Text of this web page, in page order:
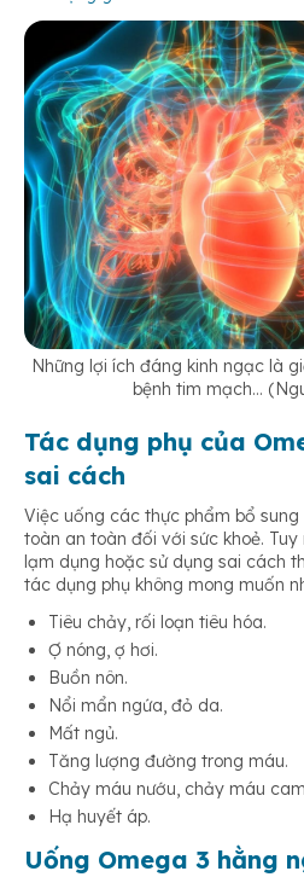
Những lợi ích đáng kinh ngạc là
bệnh tim mạch…
Tác dụng phụ của
sai cách
Việc uống các thực phẩm bổ
toàn an toàn đối với sức khoẻ.
lạm dụng hoặc sử dụng sai cách
tác dụng phụ không mong muốn
Tiêu chảy, rối loạn tiêu hóa.
Ợ nóng, ợ hơi.
Buồn nôn.
Nổi mẩn ngứa, đỏ da.
Mất ngủ.
Tăng lượng đường trong máu.
Chảy máu nướu, chảy máu
Hạ huyết áp.
Uống Omega 3 hằng